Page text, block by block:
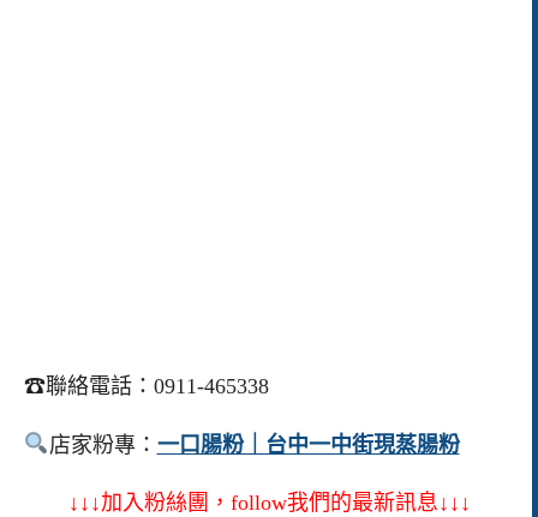
☎聯絡電話：0911-465338
店家粉專： 一口腸粉｜台中一中街現蒸腸粉
↓↓↓加入粉絲團，follow我們的最新訊息↓↓↓